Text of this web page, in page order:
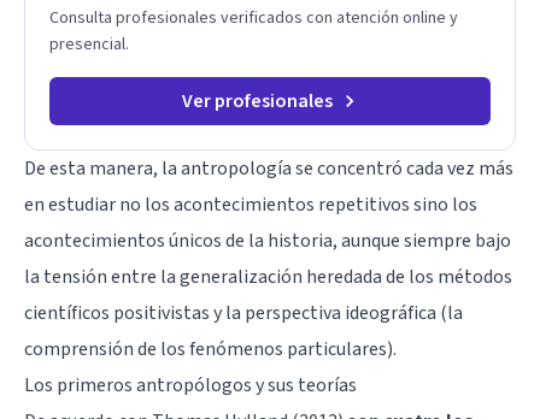
Consulta profesionales verificados con atención online y
presencial.
Ver profesionales
De esta manera, la antropología se concentró cada vez más
en estudiar no los acontecimientos repetitivos sino los
acontecimientos únicos de la historia, aunque siempre bajo
la tensión entre la generalización heredada de los métodos
científicos positivistas y la perspectiva ideográfica (la
comprensión de los fenómenos particulares).
Los primeros antropólogos y sus teorías